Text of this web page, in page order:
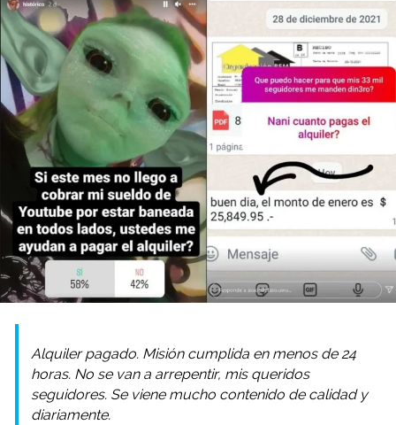
Alquiler pagado. Misión cumplida en menos de 24
horas. No se van a arrepentir, mis queridos
seguidores. Se viene mucho contenido de calidad y
diariamente.